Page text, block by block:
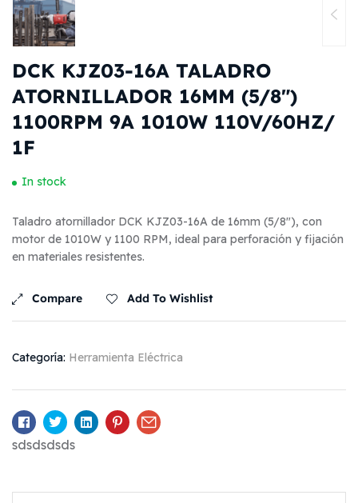
DCK KJZ03-16A TALADRO
ATORNILLADOR 16MM (5/8″)
1100RPM 9A 1010W 110V/60HZ/
1F
In stock
Taladro atornillador DCK KJZ03-16A de 16mm (5/8″), con
motor de 1010W y 1100 RPM, ideal para perforación y fijación
en materiales resistentes.
Compare Add To Wishlist
Categoría: Herramienta Eléctrica
Facebook
TwitterLinkedinPinterestEmail
sdsdsdsds